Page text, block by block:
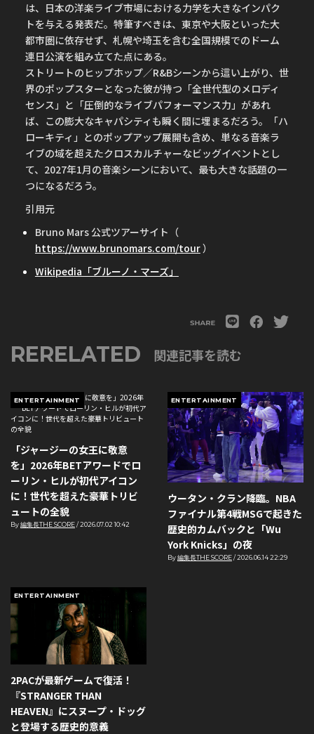
は、日本の洋楽ライブ市場における力学を大きなインパク
トを与える発表だ。特筆すべきは、東京や大阪といった大
都市圏に依存せず、札幌や埼玉を含む全国規模でのドーム
連日公演を組み立てた点にある。
ストリートのヒップホップ／R&Bシーンから這い上がり、世
界のポップスターとなった彼が持つ「全世代型のメロディ
センス」と「圧倒的なライブパフォーマンス力」があれ
ば、この膨大なキャパシティも瞬く間に埋まるだろう。「ハ
ローキティ」とのポップアップ展開も含め、単なる音楽ラ
イブの域を超えたクロスカルチャーなビッグイベントとし
て、2027年1月の音楽シーンにおいて、最も大きな話題の一
つになるだろう。
引用元
Bruno Mars 公式ツアーサイト（
https://www.brunomars.com/tour）
Wikipedia「ブルーノ・マーズ」
RERELATED 関連記事を読む
ENTERTAINMENT
「ジャージーの女王に敬意
を」2026年BETアワードでロ
ーリン・ヒルが初代アイコン
に！世代を超えた豪華トリビ
ュートの全貌
By編集長THE SCORE/2026.07.02 10:42
ENTERTAINMENT
ウータン・クラン降臨。NBA
ファイナル第4戦MSGで起きた
歴史的カムバックと「Wu
York Knicks」の夜
By編集長THE SCORE/2026.06.14 22:29
ENTERTAINMENT
2PACが最新ゲームで復活！
『STRANGER THAN
HEAVEN』にスヌープ・ドッグ
と登場する歴史的意義